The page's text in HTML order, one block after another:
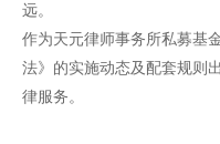
远。
作为天元律师事务所私募基
法》的实施动态及配套规则
律服务。